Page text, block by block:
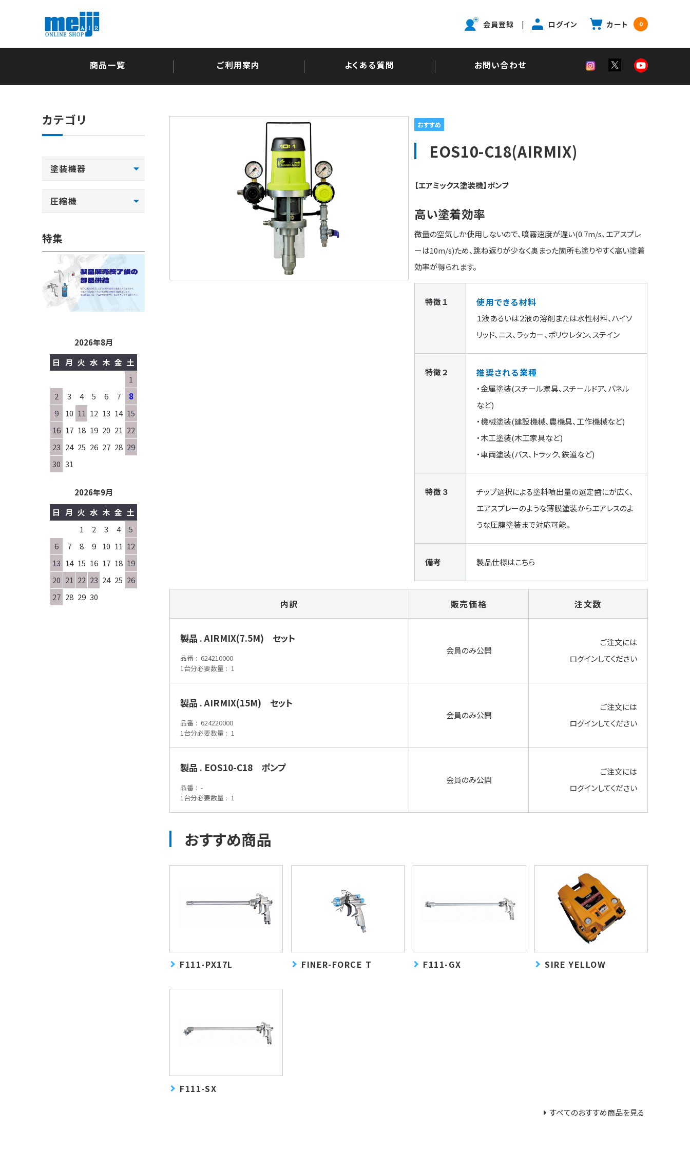
会員登録 | ログイン カート 0
商品一覧 ご利用案内 よくある質問 お問い合わせ
EOS10-C18(AIRMIX)
【エアミックス塗装機】ポンプ
高い塗着効率
微量の空気しか使用しないので、噴霧速度が遅い(0.7m/s、エアスプレ
ーは10m/s)ため、跳ね返りが少なく奥まった箇所も塗りやすく高い塗着
効率が得られます。
特徴１ 使用できる材料
１液あるいは２液の溶剤または水性材料、ハイソ
リッド、ニス、ラッカー、ポリウレタン、ステイン
特徴２ 推奨される業種
・金属塗装(スチール家具、スチールドア、パネル
など)
・機械塗装(建設機械、農機具、工作機械など)
・木工塗装(木工家具など)
・車両塗装(バス、トラック、鉄道など)
特徴３
チップ選択による塗料噴出量の選定歯にが広く、
エアスプレーのような薄膜塗装からエアレスのよ
うな圧膜塗装まで対応可能。
備考 製品仕様はこちら
内訳 販売価格 注文数
製品 . AIRMIX(7.5M) セット
品番
624210000
1台分必要数量
1
会員のみ公開
ご注文には
ログインしてください
製品 . AIRMIX(15M) セット
品番
624220000
1台分必要数量
1
会員のみ公開
ご注文には
ログインしてください
製品 . EOS10-C18 ポンプ
品番
-
1台分必要数量
1
会員のみ公開
ご注文には
ログインしてください
おすすめ商品
F111-PX17L FINER-FORCE T F111-GX SIRE YELLOW
F111-SX
すべてのおすすめ商品を見る
カテゴリ
塗装機器
圧縮機
特集
2026年8月
日 月 火 水 木 金 土
1
2
3 4 5 6 7
8
9
10 11 12 13 14 15
16 17 18 19 20 21 22
23 24 25 26 27 28 29
30 31
2026年9月
日 月 火 水 木 金 土
1
2 3 4
5
6
7 8 9 10 11 12
13 14 15 16 17 18 19
20 21 22 23 24 25 26
27 28 29 30